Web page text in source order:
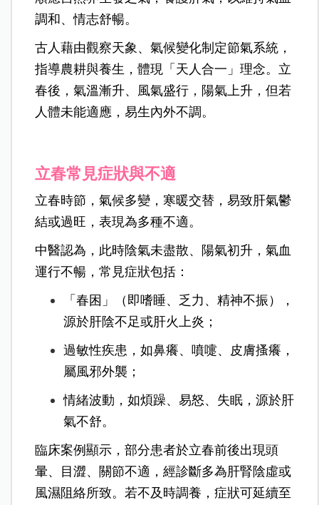
調和、情志舒暢。
古人藉由觀察天象、氣候變化制定節氣系統，
指導農耕與養生，體現「天人合一」理念。立
春後，氣溫漸升、風氣盛行，陽氣上升，但若
人體未能適應，易生內外不調。
立春常見症狀與不適
立春時節，氣候多變，寒暖交替，易致肝氣鬱
結或過旺，表現為多種不適。
中醫認為，此時陰氣未盡散、陽氣初升，氣血
運行不暢，常見症狀包括：
「春困」（即嗜睡、乏力、精神不振），
源於肝陰不足或肝火上炎；
過敏性疾患，如鼻癢、噴嚏、皮膚搔癢，
屬風邪外襲；
情緒波動，如煩躁、易怒、失眠，源於肝
氣不舒。
臨床案例顯示，部分患者於立春前後出現頭
暈、目澀、關節不適，經診斷多為肝腎陰虛或
風濕阻絡所致。若不及時調養，症狀可延續至